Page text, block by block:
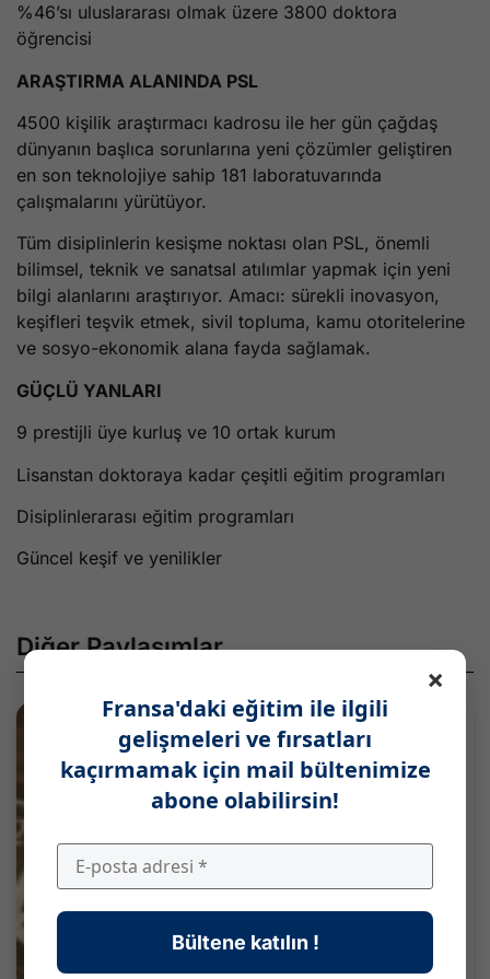
%46’sı uluslararası olmak üzere 3800 doktora
öğrencisi
ARAŞTIRMA ALANINDA PSL
4500 kişilik araştırmacı kadrosu ile her gün çağdaş
dünyanın başlıca sorunlarına yeni çözümler geliştiren
en son teknolojiye sahip 181 laboratuvarında
çalışmalarını yürütüyor.
Tüm disiplinlerin kesişme noktası olan PSL, önemli
bilimsel, teknik ve sanatsal atılımlar yapmak için yeni
bilgi alanlarını araştırıyor. Amacı: sürekli inovasyon,
keşifleri teşvik etmek, sivil topluma, kamu otoritelerine
ve sosyo-ekonomik alana fayda sağlamak.
GÜÇLÜ YANLARI
9 prestijli üye kurluş ve 10 ortak kurum
Lisanstan doktoraya kadar çeşitli eğitim programları
Disiplinlerarası eğitim programları
Güncel keşif ve yenilikler
Diğer Paylaşımlar
×
Fransa'daki eğitim ile ilgili
gelişmeleri ve fırsatları
kaçırmamak için mail bültenimize
abone olabilirsin!
Bültene katılın !